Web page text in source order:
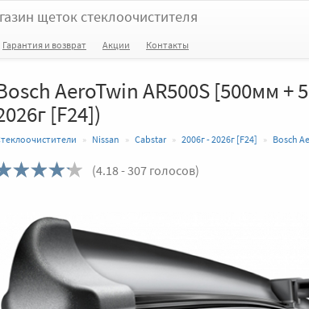
щеток стеклоочистителя
Гарантия и возврат Акции Контакты
AeroTwin AR500S [500мм +
[F24])
Nissan Cabstar 2006г - 2026г [F24] Bosch
(4.18- 307 голосов)